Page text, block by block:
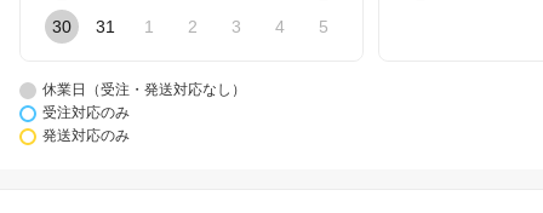
30 31 1 2 3 4 5
休業日（受注・発送対応なし）
受注対応のみ
発送対応のみ